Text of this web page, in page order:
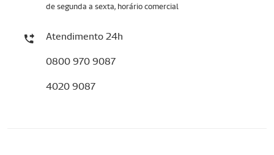
de segunda a sexta, horário comercial
Atendimento 24h
0800 970 9087
4020 9087